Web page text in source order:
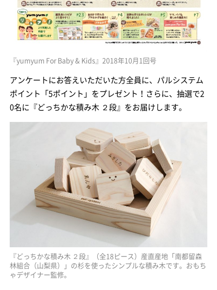
『yumyum For Baby & Kids』2018年10月1回号
アンケートにお答えいただいた方全員に、パルシステム
ポイント「5ポイント」をプレゼント！さらに、抽選で2
0名に『どっちかな積み木 ２段』をお届けします。
『どっちかな積み木 ２段』（全18ピース）産直産地「南都留森
林組合（山梨県）」の杉を使ったシンプルな積み木です。おもち
ゃデザイナー監修。